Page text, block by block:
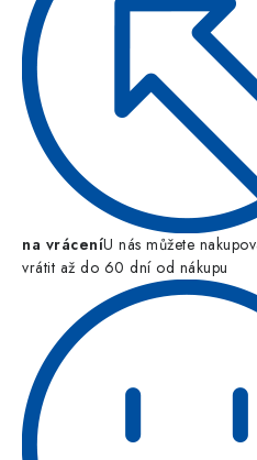
na vráceníU nás můžete
vrátit až do 60 dní od nákupu